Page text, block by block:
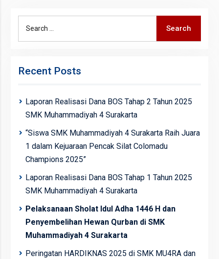
Search
Recent Posts
Laporan Realisasi Dana BOS Tahap 2 Tahun 2025
SMK Muhammadiyah 4 Surakarta
“Siswa SMK Muhammadiyah 4 Surakarta Raih Juara
1 dalam Kejuaraan Pencak Silat Colomadu
Champions 2025”
Laporan Realisasi Dana BOS Tahap 1 Tahun 2025
SMK Muhammadiyah 4 Surakarta
Pelaksanaan Sholat Idul Adha 1446 H dan
Penyembelihan Hewan Qurban di SMK
Muhammadiyah 4 Surakarta
Peringatan HARDIKNAS 2025 di SMK MU4RA dan